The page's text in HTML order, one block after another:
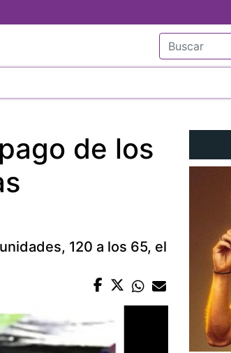
de los
120 a los 65, el